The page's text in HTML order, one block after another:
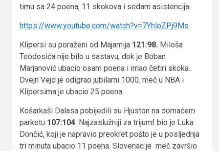
timu sa 24 poena, 11 skokova i sedam asistencija.
https://www.youtube.com/watch?v=7YhloZPj9Ms
Klipersi su poraženi od Majamija 121:98. Miloša
Teodosića nije bilo u sastavu, dok je Boban
Marjanović ubacio osam poena i imao četiri skoka.
Dvejn Vejd je odigrao jubilarni 1000. meč u NBA i
Klipersima je ubacio 25 poena.
Košarkaši Dalasa pobijedili su Hjuston na domaćem
parketu 107:104. Najzaslužniji za trijumf bio je Luka
Dončić, koji je napravio preokret pošto je u posljednja
tri minuta ubacio 11 poena. Slovenac je meč završio